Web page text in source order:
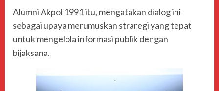
Alumni Akpol 1991 itu, mengatakan dialog ini
sebagai upaya merumuskan straregi yang tepat
untuk mengelola informasi publik dengan
bijaksana.